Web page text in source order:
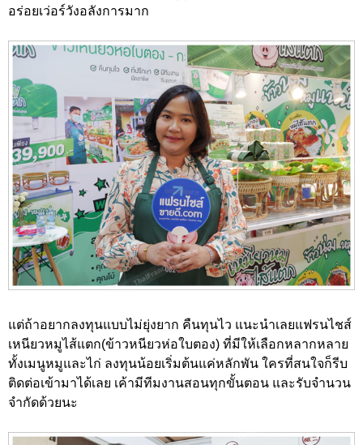
อร่อยเว่อร์วังอลังการมาก
แต่ถ้าอยากลงทุนแบบไม่ยุ่งยาก คืนทุนไว แนะนำเลยแฟรนไชส์
เหนียวหมูไส้แตก(ข้าวหนียวห่อใบตอง) ที่มีให้เลือกหลากหลาย
ทั้งเมนูหมูและไก่ ลงทุนน้อยเริ่มต้นแค่หลักพัน ใครที่สนใจก็รีบ
ติดต่อเข้ามาได้เลย เค้ามีทีมงานสอนทุกขั้นตอน และรับจำนวน
จำกัดด้วยนะ